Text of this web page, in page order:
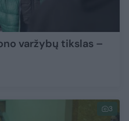
varžybų tikslas –
3